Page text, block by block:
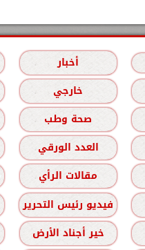
أخبار
خارجي
صحة وطب
العدد الورقي
مقالات الرأي
فيديو رئيس التحرير
خير أجناد الأرض